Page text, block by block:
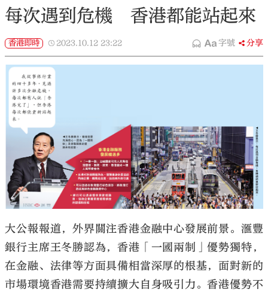
每次遇到危機 香港都能站起來
香港即時 2023.10.12 23:22 字號 分享
大公報報道，外界關注香港金融中心發展前景。滙豐
銀行主席王冬勝認為，香港「一國兩制」優勢獨特，
在金融、法律等方面具備相當深厚的根基，面對新的
市場環境香港需要持續擴大自身吸引力。香港優勢不